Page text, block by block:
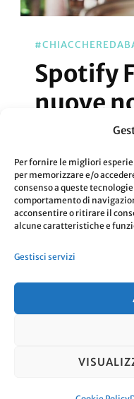
Per fornire le migliori
per memorizzare e/o
consenso a queste
comportamento di
acconsentire o ritirare il
alcune caratteristiche e
Gestisci servizi
Spotify
nuove
un account
Aggiornato Il 3
riservati.
Blossom Themes